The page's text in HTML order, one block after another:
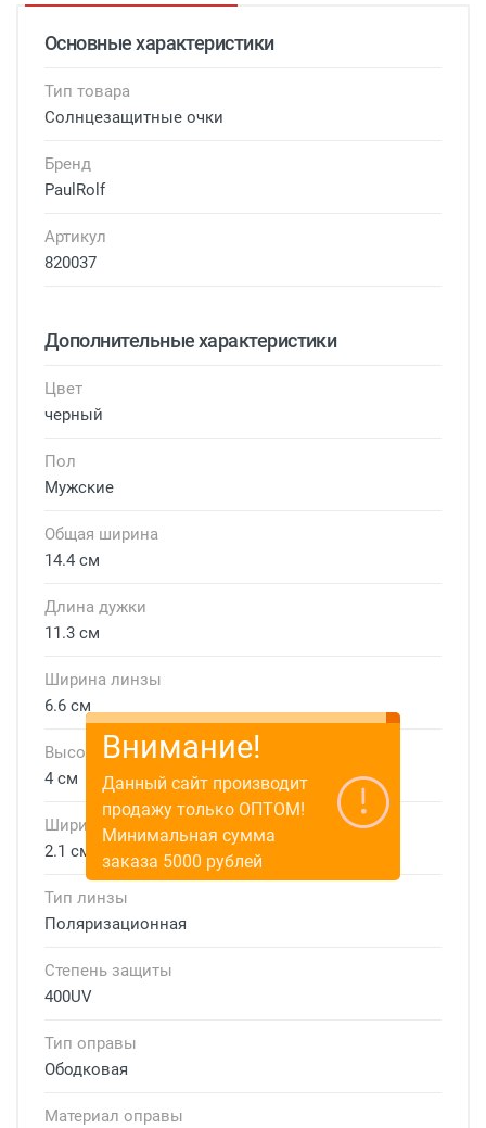
Основные характеристики
Тип товара
Солнцезащитные очки
Бренд
PaulRolf
Артикул
820037
Дополнительные характеристики
Цвет
черный
Пол
Мужские
Общая ширина
14.4 см
Длина дужки
11.3 см
Ширина линзы
6.6 см
Высота линзы
4 см
Ширина мостика
2.1 см
Тип линзы
Поляризационная
Степень защиты
400UV
Тип оправы
Ободковая
Материал оправы
Внимание!
Данный сайт производит
продажу только ОПТОМ!
Минимальная сумма
заказа 5000 рублей